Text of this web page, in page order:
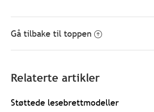
Gå tilbake til toppen
Relaterte artikler
Støttede lesebrettmodeller